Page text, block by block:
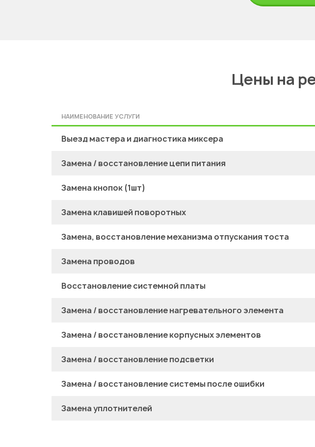
Цены на
НАИМЕНОВАНИЕ УСЛУГИ
Выезд мастера и диагностика миксера
Замена / восстановление цепи питания
Замена кнопок (1шт)
Замена клавишей поворотных
Замена, восстановление механизма отпускания тоста
Замена проводов
Восстановление системной платы
Замена / восстановление нагревательного элемента
Замена / восстановление корпусных элементов
Замена / восстановление подсветки
Замена / восстановление системы после ошибки
Замена уплотнителей